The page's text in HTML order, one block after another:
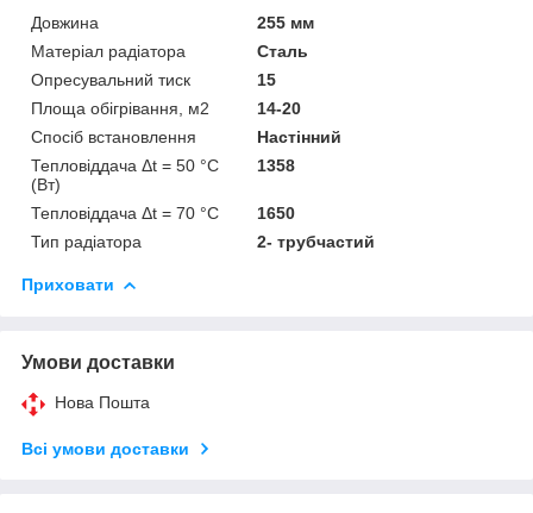
Довжина
255 мм
Матеріал радіатора
Сталь
Опресувальний тиск
15
Площа обігрівання, м2
14-20
Спосіб встановлення
Настінний
Тепловіддача Δt = 50 °C
(Вт)
1358
Тепловіддача Δt = 70 °C
1650
Тип радіатора
2- трубчастий
Приховати
Умови доставки
Нова Пошта
Всі умови доставки